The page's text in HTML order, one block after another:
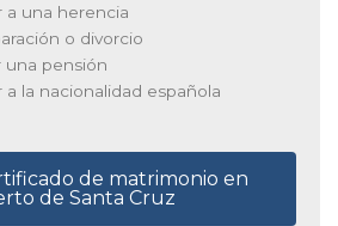
a una herencia
o divorcio
una pensión
a la nacionalidad española
de matrimonio en
de Santa Cruz